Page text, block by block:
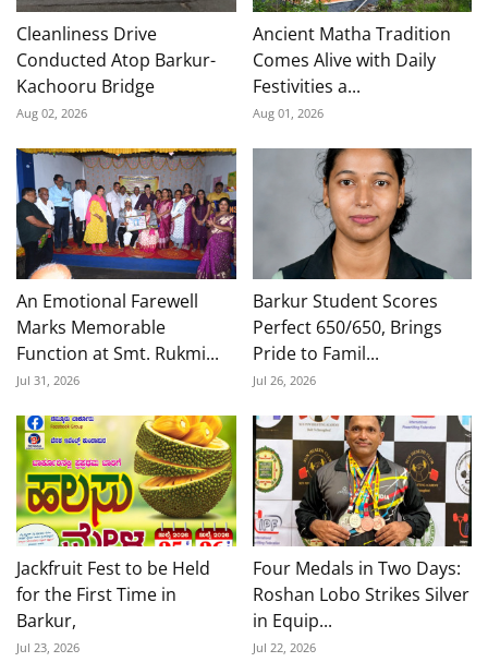
Cleanliness Drive
Conducted Atop Barkur-
Kachooru Bridge
Aug 02, 2026
Ancient Matha Tradition
Comes Alive with Daily
Festivities a...
Aug 01, 2026
An Emotional Farewell
Marks Memorable
Function at Smt. Rukmi...
Jul 31, 2026
Barkur Student Scores
Perfect 650/650, Brings
Pride to Famil...
Jul 26, 2026
Jackfruit Fest to be Held
for the First Time in
Barkur,
Jul 23, 2026
Four Medals in Two Days:
Roshan Lobo Strikes Silver
in Equip...
Jul 22, 2026